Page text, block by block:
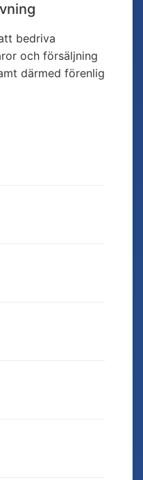
bedriva
och försäljning
därmed förenlig